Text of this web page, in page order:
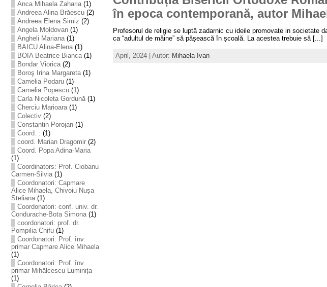
Anca Mihaela Zaharia(1)
Andreea Alina Brăescu(2)
Andreea Elena Simiz (2)
Angela Moldovan(1)
Angheli Mariana(1)
BAICU Alina-Elena(1)
BOIA Beatrice Bianca(1)
Bondar Viorica(2)
Boroş Irina Margareta(1)
Camelia Podaru(1)
Camelia Popescu(1)
Carla Nicoleta Gordună(1)
Cherciu Marioara(1)
Colectiv(2)
Constantin Porojan(1)
Coord. : (1)
coord. Marian Dragomir(2)
Coord. Popa Adina-Maria
(1)
Coordinators: Prof. Ciobanu
Carmen-Silvia(1)
Coordonatori: Capmare
Alice Mihaela, Chivoiu Nușa
Steliana(1)
Coordonatori: conf. univ. dr.
Condurache-Bota Simona(1)
coordonatori: prof. dr.
Pompilia Chifu(1)
Coordonatori: Prof. înv.
primar Capmare Alice Mihaela
(1)
Coordonatori: Prof. înv.
primar Mihălcescu Luminița
(1)
în epoca contemporană, autor
Profesorul de religie se luptă zadarnic cu ideile promovate in societate
ca “adultul de mâine” să pășească în școală. La acestea trebuie să [...]
April, 2024 | Autor: Mihaela Ivan